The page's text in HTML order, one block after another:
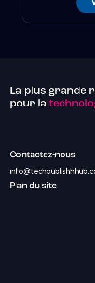
La plus grande
pour la
Contactez-nous
Plan du site